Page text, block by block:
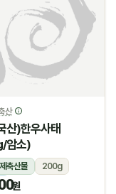
산
산)한우사태
암소)
축산물
200g
원